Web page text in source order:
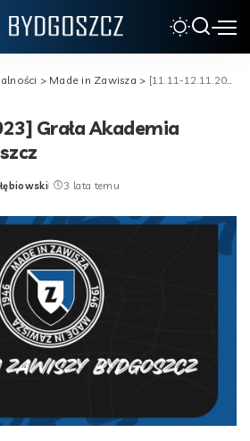
> Made in Zawisza > [11.11-12.11.2023] Grała Akademia Zawiszy Bydgoszcz
Grała Akademia
3 lata temu